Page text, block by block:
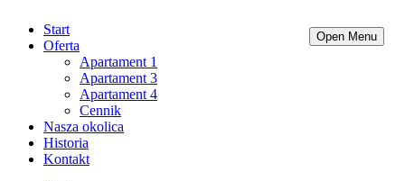
Kamionki 66, 58-250 Pieszyce
Open Menu
Start
Oferta
Apartament 1
Apartament 3
Apartament 4
Cennik
Nasza okolica
Historia
Kontakt